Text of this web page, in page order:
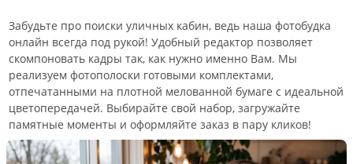
Забудьте про поиски уличных кабин, ведь наша фотобудка
онлайн всегда под рукой! Удобный редактор позволяет
скомпоновать кадры так, как нужно именно Вам. Мы
реализуем фотополоски готовыми комплектами,
отпечатанными на плотной мелованной бумаге с идеальной
цветопередачей. Выбирайте свой набор, загружайте
памятные моменты и оформляйте заказ в пару кликов!